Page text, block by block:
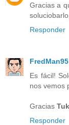
Gracias a
Responder
FredMan95
Es fácil!
nos vemos
Gracias
Responder